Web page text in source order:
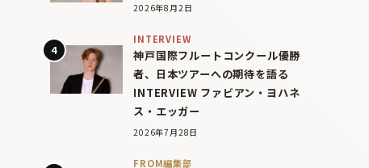
2026年8月2日
INTERVIEW
神戸国際フルートコンクール優勝
者、日本ツアーへの期待を語る
INTERVIEW ファビアン・ヨハネ
ス・エッガー
2026年7月28日
FROM編集部